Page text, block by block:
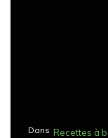
Dans Recettes à